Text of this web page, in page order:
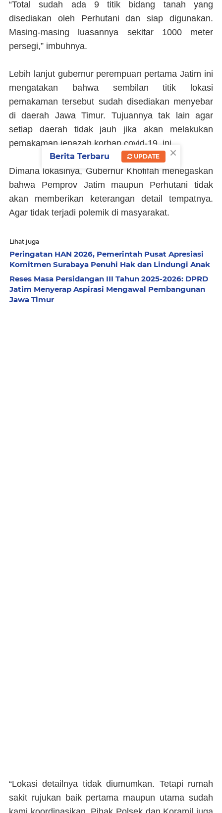
“Total sudah ada 9 titik bidang tanah yang
disediakan oleh Perhutani dan siap digunakan.
Masing-masing luasannya sekitar 1000 meter
persegi,” imbuhnya.
Lebih lanjut gubernur perempuan pertama Jatim ini
mengatakan bahwa sembilan titik lokasi
pemakaman tersebut sudah disediakan menyebar
di daerah Jawa Timur. Tujuannya tak lain agar
setiap daerah tidak jauh jika akan melakukan
pemakaman jenazah korban covid-19 ini.
Dimana lokasinya, Gubernur Khofifah menegaskan
bahwa Pemprov Jatim maupun Perhutani tidak
akan memberikan keterangan detail tempatnya.
Agar tidak terjadi polemik di masyarakat.
Lihat juga
Peringatan HAN 2026, Pemerintah Pusat Apresiasi
Komitmen Surabaya Penuhi Hak dan Lindungi Anak
Reses Masa Persidangan III Tahun 2025-2026: DPRD
Jatim Menyerap Aspirasi Mengawal Pembangunan
Jawa Timur
“Lokasi detailnya tidak diumumkan. Tetapi rumah
sakit rujukan baik pertama maupun utama sudah
×
Berita Terbaru UPDATE